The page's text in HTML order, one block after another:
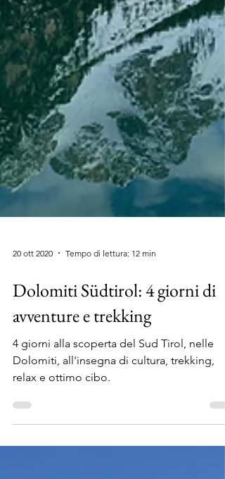
20 ott 2020 Tempo di lettura: 12 min
Dolomiti Südtirol: 4 giorni di
avventure e trekking
4 giorni alla scoperta del Sud Tirol, nelle
Dolomiti, all'insegna di cultura, trekking,